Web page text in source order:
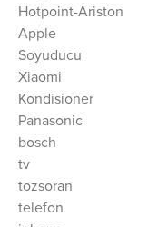
Hotpoint-Ariston
Apple
Soyuducu
Xiaomi
Kondisioner
Panasonic
bosch
tv
tozsoran
telefon